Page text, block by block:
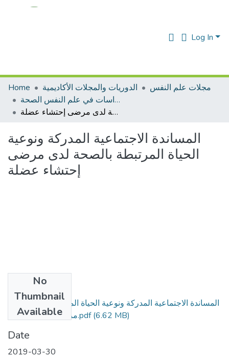
Log In
Home الدوريات والمجلات الأكاديمية
مجلات علم النفس
مجلة دراسات في علم النفس الصحة
المساندة الاجتماعية المدركة ونوعية الحياة المرتبطة بالصحة لدى مرضی إحتشاء عضلة
المساندة الاجتماعية المدركة ونوعية
الحياة المرتبطة بالصحة لدى مرضی
إحتشاء عضلة
No
Thumbnail
Available
المساندة الاجتماعية المدركة ونوعية الحياة المرتبطة بالصحة لدى
مرضی إحتشاء عضلة.pdf(6.62 MB)
Date
2019-03-30